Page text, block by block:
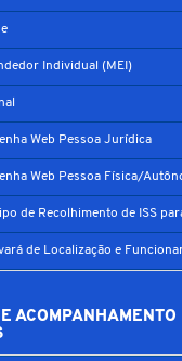
Individual (MEI)
Web Pessoa Jurídica
Web Pessoa Física/
de Recolhimento de ISS
de Localização e
ACOMPANHAMENTO